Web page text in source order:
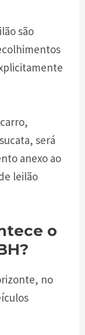
são
será
anexo ao
leilão
o
no